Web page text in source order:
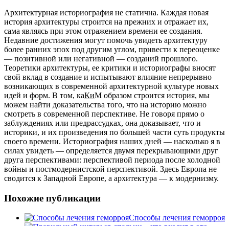
Архитектурная историография не статична. Каждая новая
история архитектуры строится на прежних и отражает их,
сама являясь при этом отражением времени ее создания.
Недавние достижения могут помочь увидеть архитектуру
более ранних эпох под другим углом, привести к переоценке
— позитивной или негативной — созданий прошлого.
Теоретики архитектуры, ее критики и историографы вносят
свой вклад в создание и испытывают влияние непрерывно
возникающих в современной архитектурной культуре новых
идей и форм. В том, каКиМ образом строится история, мы
можем найти доказательства того, что на историю можно
смотреть в современной перспективе. Не говоря прямо о
заблуждениях или предрассудках, она доказывает, что и
историки, и их произведения по большей части суть продукты
своего времени. Историография наших дней — насколько я в
силах увидеть — определяется двумя перекрывающими друг
друга перспективами: перспективой периода после холодной
войны и постмодернистской перспективой. Здесь Европа не
сводится к Западной Европе, а архитектура — к модернизму.
Похожие публикации
Способы лечения геморроя